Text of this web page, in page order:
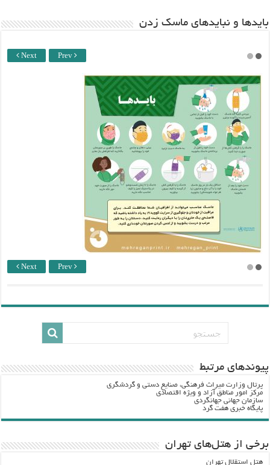
باید‌ها و نبایدهای ماسک زدن
Next Prev
Next Prev
پيوندهاي مرتبط
پرتال وزارت ميراث فرهنگي، صنایع دستی و گردشگري
مرکز امور مناطق آزاد و ویژه اقتصادی
سازمان جهانی جهانگردی
پایگاه خبری هفت گرد
برخی از هتل‌های تهران
هتل استقلال تهران